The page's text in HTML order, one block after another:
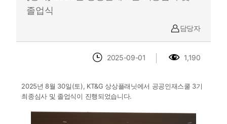
졸업식
담당자
2025-09-01 1,190
2025년 8월 30일(토), KT&G 상상플래닛에서 공공인재스쿨 3기
최종심사 및 졸업식이 진행되었습니다.